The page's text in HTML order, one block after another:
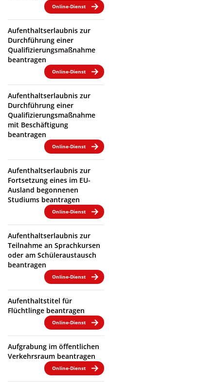
Online-Dienst
Aufenthaltserlaubnis zur
Durchführung einer
Qualifizierungsmaßnahme
beantragen
Online-Dienst
Aufenthaltserlaubnis zur
Durchführung einer
Qualifizierungsmaßnahme
mit Beschäftigung
beantragen
Online-Dienst
Aufenthaltserlaubnis zur
Fortsetzung eines im EU-
Ausland begonnenen
Studiums beantragen
Online-Dienst
Aufenthaltserlaubnis zur
Teilnahme an Sprachkursen
oder am Schüleraustausch
beantragen
Online-Dienst
Aufenthaltstitel für
Flüchtlinge beantragen
Online-Dienst
Aufgrabung im öffentlichen
Verkehrsraum beantragen
Online-Dienst